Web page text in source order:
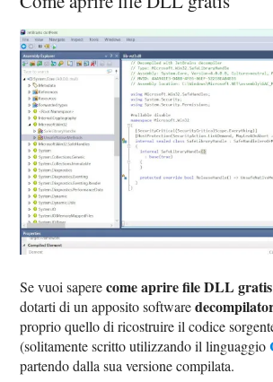
Se vuoi saperecome aprire file DLL gratis
dotarti di un apposito software
proprio quello di ricostruire il codice
(solitamente scritto utilizzando il linguaggio
partendo dalla sua versione compilata.